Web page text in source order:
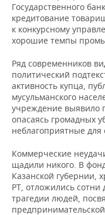
Государственного
кредитование
к конкурсному
хорошие темпы
Ряд современников
политический
активность купца,
мусульманского
учреждение выявило
опасаясь громадных
неблагоприятные для
Коммерческие
щадили никого. В
Казанской губернии,
РТ, отложились
трагедии людей,